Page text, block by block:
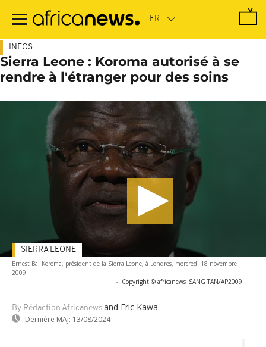
contenu
INFOS
Sierra Leone : Koroma autorisé à se
rendre à l'étranger pour des soins
Ernest Bai Koroma, président de la Sierra Leone, à Londres, mercredi 18 novembre
2009.
- Copyright © africanews SANG TAN/AP2009
By Rédaction Africanews and Eric Kawa
Dernière MAJ: 13/08/2024
SIERRA LEONE